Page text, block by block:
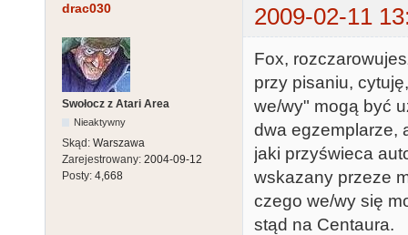
drac030 2009-02-11
Swołocz z Atari Area
Nieaktywny
Skąd: Warszawa
Zarejestrowany: 2004-09-12
Posty: 4,668
Fox,
przy pisaniu,
we/wy" mogą być
dwa egzemplarze,
jaki przyświeca
wskazany przeze
czego we/wy się
stąd na Centaura.